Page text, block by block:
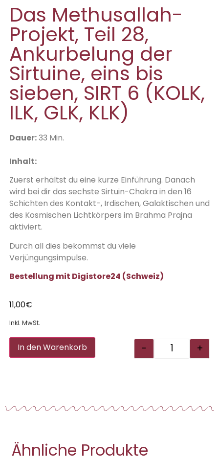
Das Methusallah-
Projekt, Teil 28,
Ankurbelung der
Sirtuine, eins bis
sieben, SIRT 6 (KOLK,
ILK, GLK, KLK)
Dauer:33 Min.
Inhalt:
Zuerst erhältst du eine kurze Einführung. Danach
wird bei dir das sechste Sirtuin-Chakra in den 16
Schichten des Kontakt-, Irdischen, Galaktischen und
des Kosmischen Lichtkörpers im Brahma Prajna
aktiviert.
Durch all dies bekommst du viele
Verjüngungsimpulse.
Bestellung mit Digistore24 (Schweiz)
11,00€
Inkl. MwSt.
- +
In den Warenkorb Alternative:
Ähnliche Produkte